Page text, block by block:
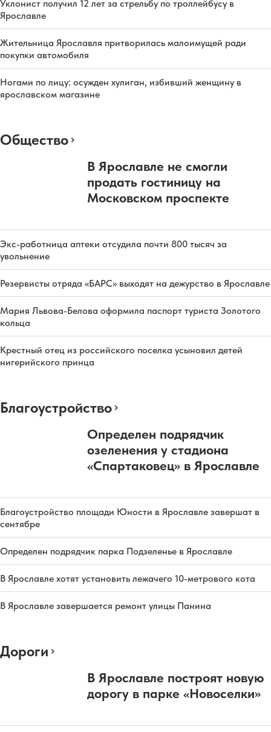
Уклонист получил 12 лет за стрельбу по троллейбусу в
Ярославле
Жительница Ярославля притворилась малоимущей ради
покупки автомобиля
Ногами по лицу: осужден хулиган, избивший женщину в
ярославском магазине
Общество
В Ярославле не смогли
продать гостиницу на
Московском проспекте
Экс-работница аптеки отсудила почти 800 тысяч за
увольнение
Резервисты отряда «БАРС» выходят на дежурство в Ярославле
Мария Львова-Белова оформила паспорт туриста Золотого
кольца
Крестный отец из российского поселка усыновил детей
нигерийского принца
Благоустройство
Определен подрядчик
озеленения у стадиона
«Спартаковец» в Ярославле
Благоустройство площади Юности в Ярославле завершат в
сентябре
Определен подрядчик парка Подзеленье в Ярославле
В Ярославле хотят установить лежачего 10-метрового кота
В Ярославле завершается ремонт улицы Панина
Дороги
В Ярославле построят новую
дорогу в парке «Новоселки»